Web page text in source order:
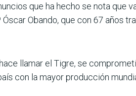
que ha hecho se nota que
Óscar Obando, que con 67 años
llamar el Tigre, se
con la mayor producción